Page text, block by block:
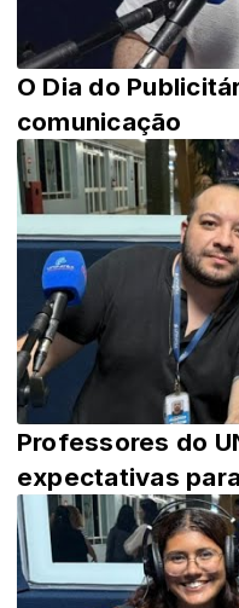
O Dia do
comunicação
Professores do
expectativas